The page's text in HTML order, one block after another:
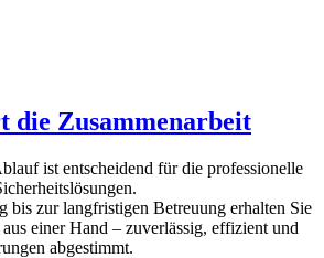
die Zusammenarbeit
ist entscheidend für die professionelle
bis zur langfristigen Betreuung erhalten Sie
einer Hand – zuverlässig, effizient und
abgestimmt.